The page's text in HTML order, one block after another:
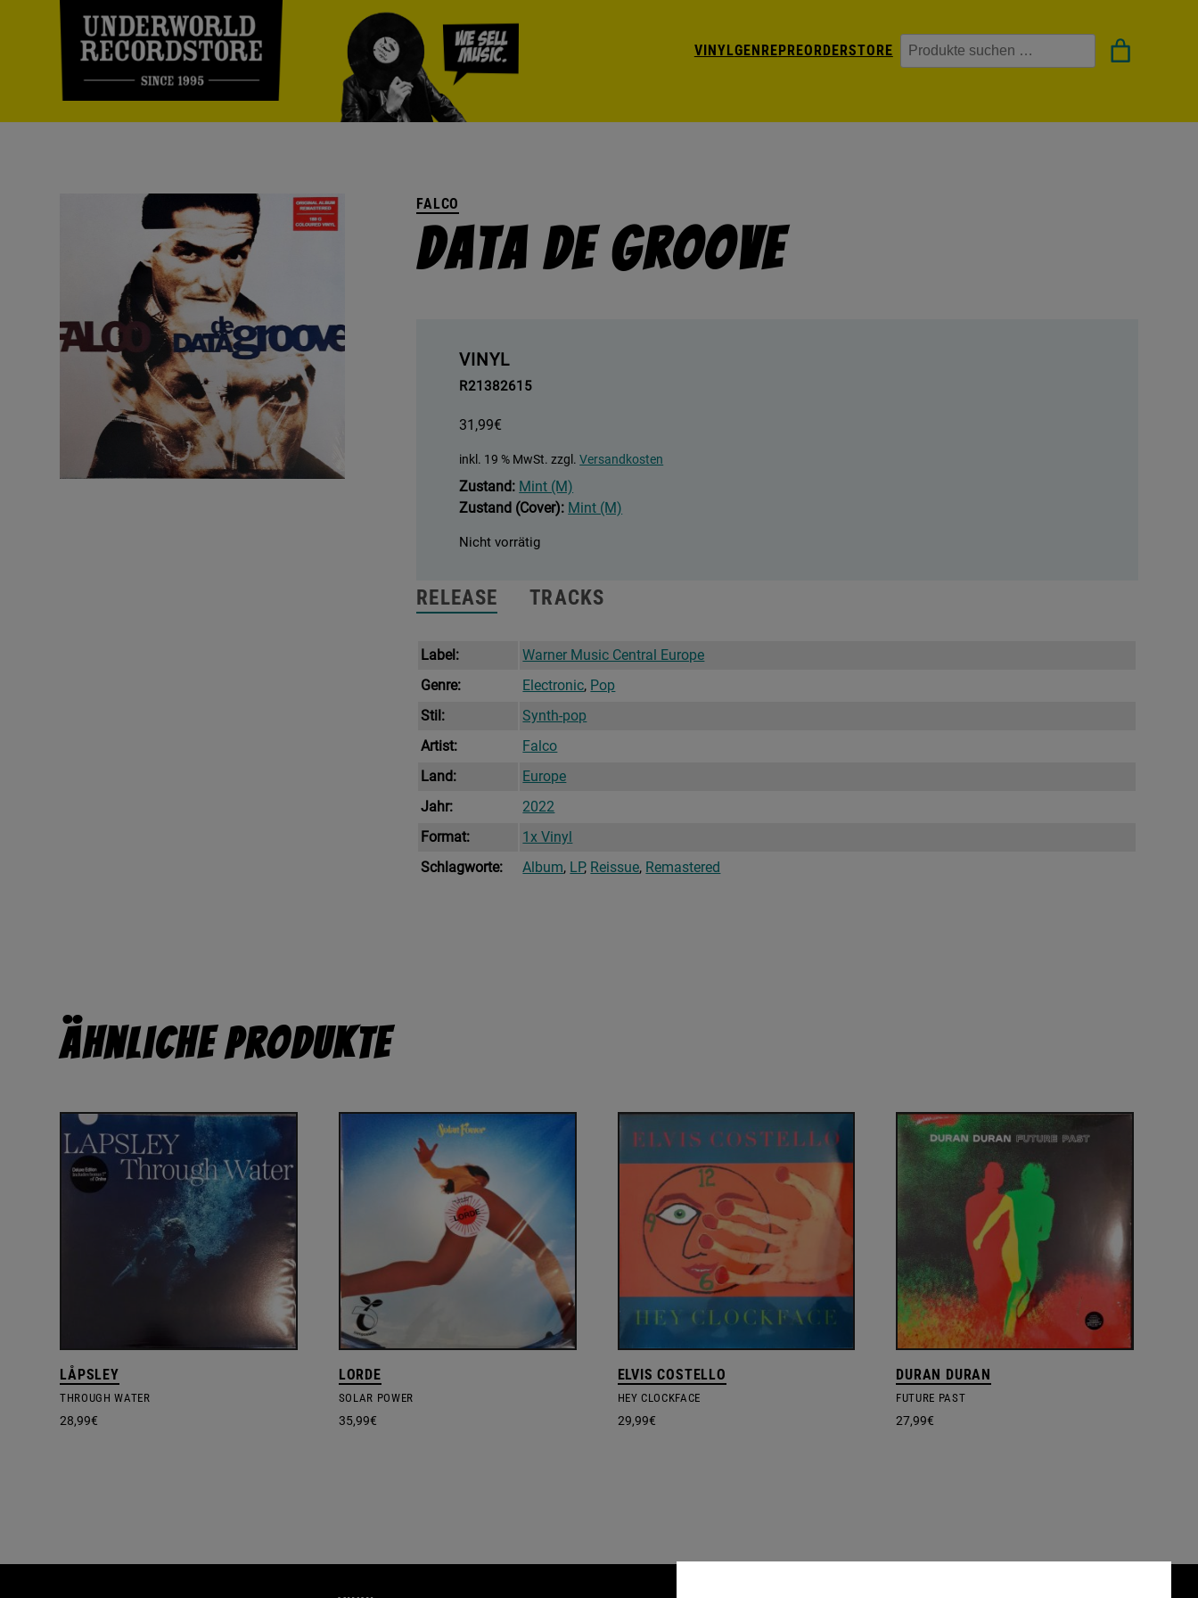
VINYLGENREPREORDERSTORE Suchen
FALCO
Data De Groove
VINYL
R21382615
31,99€
inkl. 19 % MwSt. zzgl.Versandkosten
Zustand: Mint (M)
Zustand (Cover): Mint (M)
Nicht vorrätig
RELEASE TRACKS
Label:
Warner Music Central Europe
Genre:
Electronic, Pop
Stil:
Synth-pop
Artist:
Falco
Land:
Europe
Jahr:
2022
Format:
1x Vinyl
Schlagworte:
Album, LP, Reissue, Remastered
Ähnliche Produkte
LÅPSLEY
THROUGH WATER
28,99€
LORDE
SOLAR POWER
35,99€
ELVIS COSTELLO
HEY CLOCKFACE
29,99€
DURAN DURAN
FUTURE PAST
27,99€